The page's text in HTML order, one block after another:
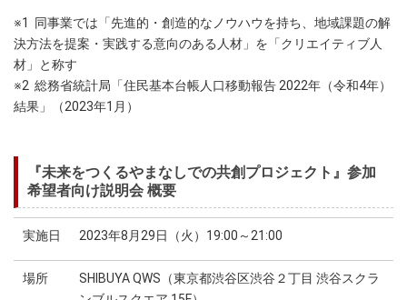
※1 同事業では「先進的・創造的なノウハウを持ち、地域課題の解
決方法を提案・実践する意向のある人材」を「クリエイティブ人
材」と称す
※2 総務省統計局「住民基本台帳人口移動報告 2022年（令和4年）
結果」（2023年1月）
『未来をつくるやまなしでの共創プロジェクト』参加
希望者向け説明会 概要
実施日 2023年8月29日（火）19:00～21:00
場所
SHIBUYA QWS（東京都渋谷区渋谷２丁目 渋谷スクラ